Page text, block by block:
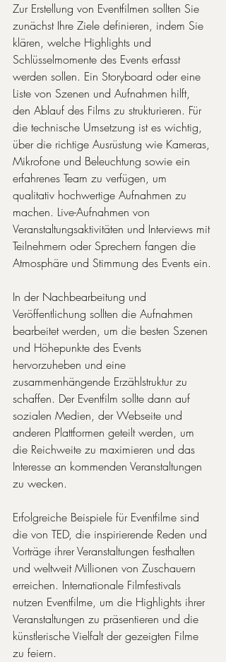
Zur Erstellung von Eventfilmen sollten Sie
zunächst Ihre Ziele definieren, indem Sie
klären, welche Highlights und
Schlüsselmomente des Events erfasst
werden sollen. Ein Storyboard oder eine
Liste von Szenen und Aufnahmen hilft,
den Ablauf des Films zu strukturieren. Für
die technische Umsetzung ist es wichtig,
über die richtige Ausrüstung wie Kameras,
Mikrofone und Beleuchtung sowie ein
erfahrenes Team zu verfügen, um
qualitativ hochwertige Aufnahmen zu
machen. Live-Aufnahmen von
Veranstaltungsaktivitäten und Interviews mit
Teilnehmern oder Sprechern fangen die
Atmosphäre und Stimmung des Events ein.
In der Nachbearbeitung und
Veröffentlichung sollten die Aufnahmen
bearbeitet werden, um die besten Szenen
und Höhepunkte des Events
hervorzuheben und eine
zusammenhängende Erzählstruktur zu
schaffen. Der Eventfilm sollte dann auf
sozialen Medien, der Webseite und
anderen Plattformen geteilt werden, um
die Reichweite zu maximieren und das
Interesse an kommenden Veranstaltungen
zu wecken.
Erfolgreiche Beispiele für Eventfilme sind
die von TED, die inspirierende Reden und
Vorträge ihrer Veranstaltungen festhalten
und weltweit Millionen von Zuschauern
erreichen. Internationale Filmfestivals
nutzen Eventfilme, um die Highlights ihrer
Veranstaltungen zu präsentieren und die
künstlerische Vielfalt der gezeigten Filme
zu feiern.